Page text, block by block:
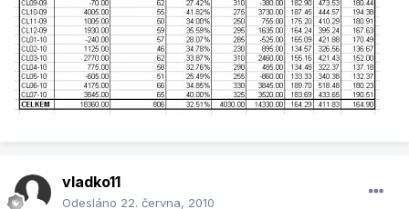
vladko11
Odesláno 22. června, 2010